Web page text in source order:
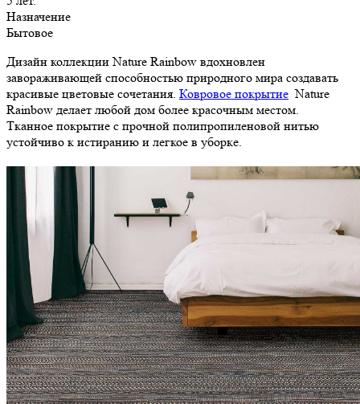
Назначение
Бытовое
Дизайн коллекции Nature Rainbow вдохновлен
завораживающей способностью природного мира создавать
красивые цветовые сочетания. Ковровое покрытие Nature
Rainbow делает любой дом более красочным местом.
Тканное покрытие с прочной полипропиленовой нитью
устойчиво к истиранию и легкое в уборке.